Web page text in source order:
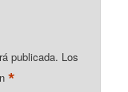
publicada. Los
*